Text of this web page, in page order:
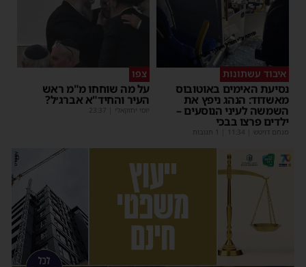
איבוד עשתונות
נסיעת האימים באוטובוס
מאשדוד: הנהג ניפץ את
השמשה לעיני הנוסעים –
ילדים פרצו בבכי
מנחם דויטש 11:34
צפו
על מה שוחחו מ"מ ראש
העיר והחיד"א אברג׳ל?
יוסי יחזקאלי 23:37